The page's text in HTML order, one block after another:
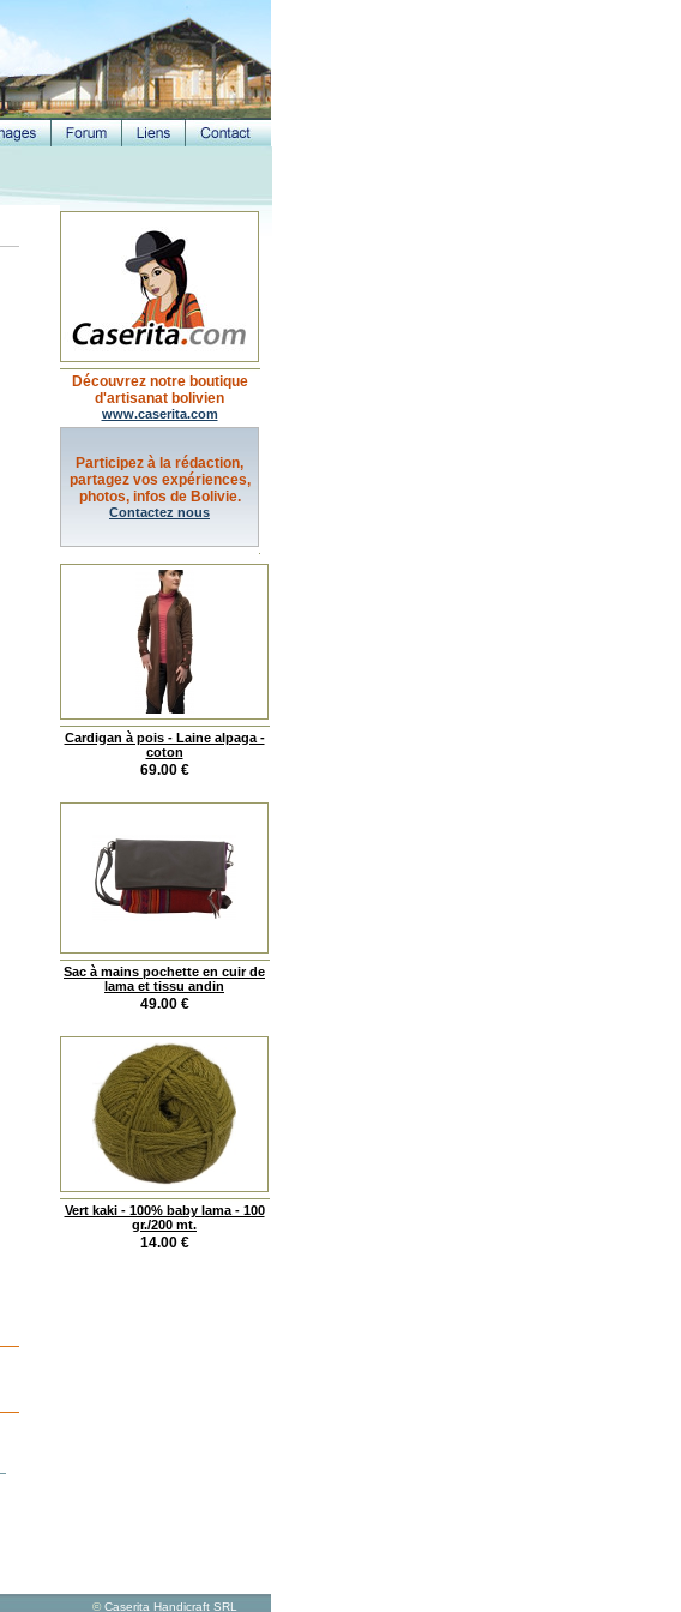
Découvrez notre boutique
d'artisanat bolivien
www.caserita.com
Participez à la rédaction,
partagez vos expériences,
photos, infos de Bolivie.
Contactez nous
Cardigan à pois - Laine alpaga -
coton
69.00 €
Sac à mains pochette en cuir de
lama et tissu andin
49.00 €
Vert kaki - 100% baby lama - 100
gr./200 mt.
14.00 €
©Caserita Handicraft SRL